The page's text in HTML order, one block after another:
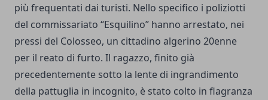
più frequentati dai turisti. Nello specifico i poliziotti
del commissariato “Esquilino” hanno arrestato, nei
pressi del Colosseo, un cittadino algerino 20enne
per il reato di furto. Il ragazzo, finito già
precedentemente sotto la lente di ingrandimento
della pattuglia in incognito, è stato colto in flagranza